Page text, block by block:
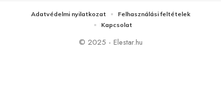
© 2025 - Elestar.hu
Adatvédelmi nyilatkozat
Felhasználási feltételek
Kapcsolat